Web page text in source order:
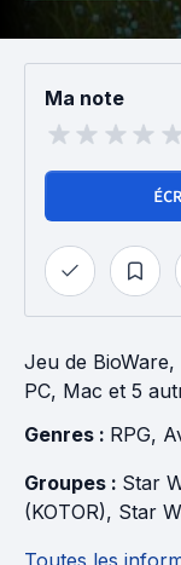
Ma note
Jeu de BioWare,
PC, Mac et 5
Genres : RPG,
Groupes : Star
(KOTOR), Star
Toutes les